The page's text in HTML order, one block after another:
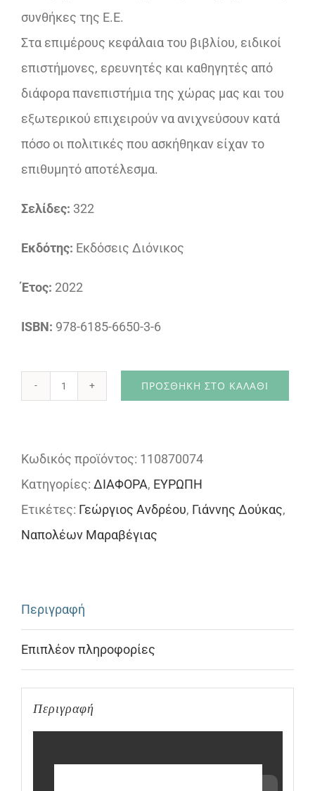
συνθήκες της Ε.Ε.
Στα επιμέρους κεφάλαια του βιβλίου, ειδικοί
επιστήμονες, ερευνητές και καθηγητές από
διάφορα πανεπιστήμια της χώρας μας και του
εξωτερικού επιχειρούν να ανιχνεύσουν κατά
πόσο οι πολιτικές που ασκήθηκαν είχαν το
επιθυμητό αποτέλεσμα.
Σελίδες: 322
Εκδότης: Εκδόσεις Διόνικος
Έτος: 2022
ISBN: 978-6185-6650-3-6
Η
απόκλιση;
ΠΡΟΣΘΉΚΗ ΣΤΟ ΚΑΛΆΘΙ
Κωδικός προϊόντος: 110870074
Κατηγορίες: ΔΙΑΦΟΡΑ, ΕΥΡΩΠΗ
Ετικέτες: Γεώργιος Ανδρέου, Γιάννης Δούκας,
Ναπολέων Μαραβέγιας
Περιγραφή
Επιπλέον πληροφορίες
Περιγραφή